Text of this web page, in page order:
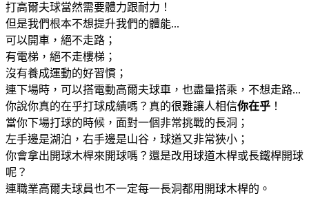
打高爾夫球當然需要體力跟耐力！
但是我們根本不想提升我們的體能...
可以開車，絕不走路；
有電梯，絕不走樓梯；
沒有養成運動的好習慣；
連下場時，可以搭電動高爾夫球車，也盡量搭乘，不想走路...
你說你真的在乎打球成績嗎？真的很難讓人相信你在乎 ！
當你下場打球的時候，面對一個非常挑戰的長洞；
左手邊是湖泊，右手邊是山谷，球道又非常狹小；
你會拿出開球木桿來開球嗎？還是改用球道木桿或長鐵桿開球
呢？
連職業高爾夫球員也不一定每一長洞都用開球木桿的。